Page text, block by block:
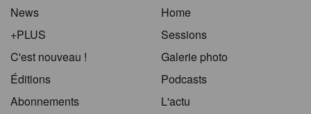
News
+PLUS
C'est nouveau !
Éditions
Abonnements
Home
Sessions
Galerie photo
Podcasts
L'actu